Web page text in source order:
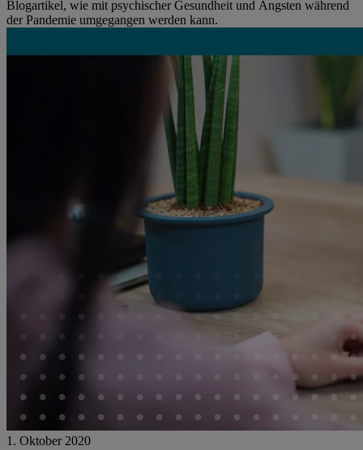
Blogartikel, wie mit psychischer Gesundheit und Ängsten während
der Pandemie umgegangen werden kann.
1. Oktober 2020